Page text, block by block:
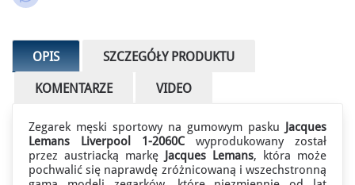
OPIS SZCZEGÓŁY PRODUKTU
KOMENTARZE VIDEO
Zegarek męski sportowy na gumowym pasku Jacques
Lemans Liverpool 1-2060C wyprodukowany został
przez austriacką markę Jacques Lemans, która może
pochwalić się naprawdę zróżnicowaną i wszechstronną